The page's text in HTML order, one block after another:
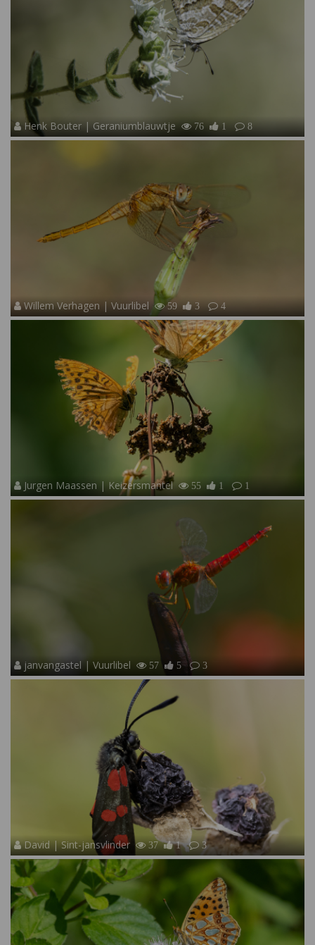
Henk Bouter | Geraniumblauwtje 76 1 8
Willem Verhagen | Vuurlibel 59 3 4
Jurgen Maassen | Keizersmantel 55 1 1
janvangastel | Vuurlibel 57 5 3
David | Sint-jansvlinder 37 1 3